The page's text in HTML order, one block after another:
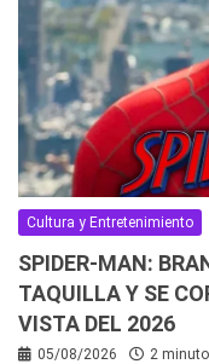
Cultura y Entretenimiento
SPIDER-MAN:
TAQUILLA Y SE
VISTA DEL 2026
05/08/2026 2